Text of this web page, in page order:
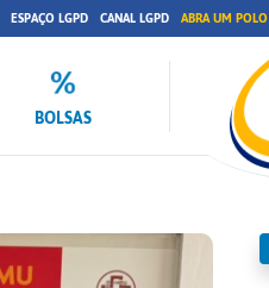
ESPAÇO LGPD CANAL LGPD ABRA UM POLO
BOLSAS